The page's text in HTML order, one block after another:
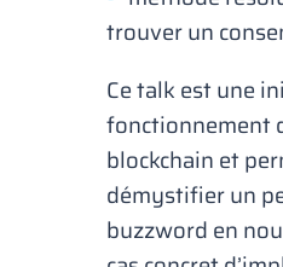
trouver un
Ce talk est une
fonctionnement
blockchain et
démystifier un
buzzword en